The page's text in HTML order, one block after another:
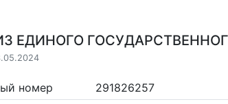
ЕДИНОГО
номер
291826257